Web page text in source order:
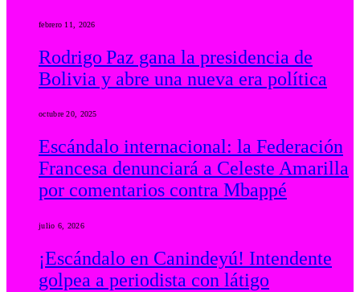
febrero 11, 2026
Rodrigo Paz gana la presidencia de
Bolivia y abre una nueva era política
octubre 20, 2025
Escándalo internacional: la Federación
Francesa denunciará a Celeste Amarilla
por comentarios contra Mbappé
julio 6, 2026
¡Escándalo en Canindeyú! Intendente
golpea a periodista con látigo